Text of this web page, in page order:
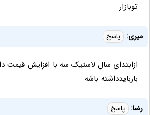
توبازار
میری: پاسخ
ازابتدای سال لاستیک سه با افزایش قیمت
باربایدداشته باشه
رضا: پاسخ